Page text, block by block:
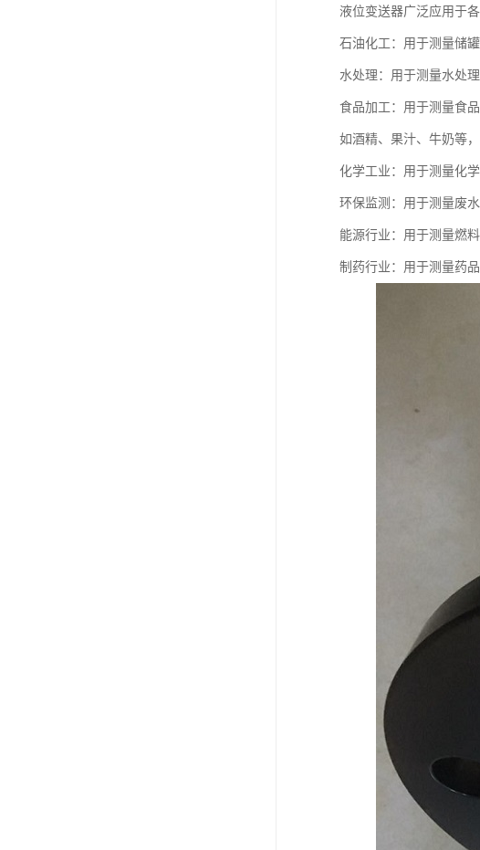
液位变送器广泛应用于
石油化工：用于测量储
水处理：用于测量水处
食品加工：用于测量食
如酒精、果汁、牛奶等
化学工业：用于测量化
环保监测：用于测量废
能源行业：用于测量燃
制药行业：用于测量药